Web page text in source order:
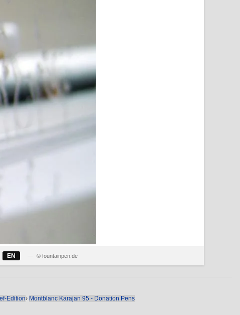
EN — © fountainpen.de
Edition› Montblanc Karajan 95 - Donation Pens